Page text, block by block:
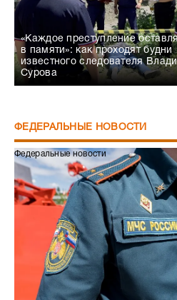
«Каждое преступление
в памяти»: как проходят будни
известного следователя
Сурова
ФЕДЕРАЛЬНЫЕ НОВОСТИ
Федеральные новости